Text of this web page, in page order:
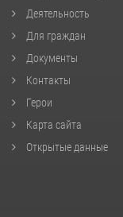
Деятельность
Для граждан
Документы
Контакты
Герои
Карта сайта
Открытые данные